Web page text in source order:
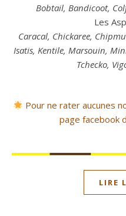
Bobtail, Bandicoot,
Les
Caracal, Chickaree,
Isatis, Kentile, Marsouin,
Tchecko,
Pour ne rater aucunes
page facebook
LIRE